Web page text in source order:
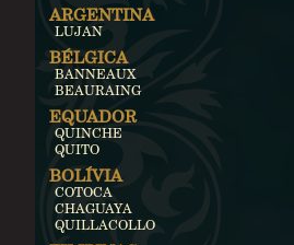
ARGENTINA
LUJAN
BÉLGICA
BANNEAUX
BEAURAING
EQUADOR
QUINCHE
QUITO
BOLÍVIA
COTOCA
CHAGUAYA
QUILLACOLLO